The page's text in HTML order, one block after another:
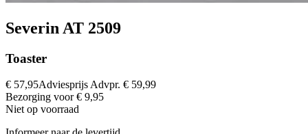
Severin AT 2509
Toaster
€ 57,95Adviesprijs Advpr. € 59,99
Bezorging voor € 9,95
Niet op voorraad